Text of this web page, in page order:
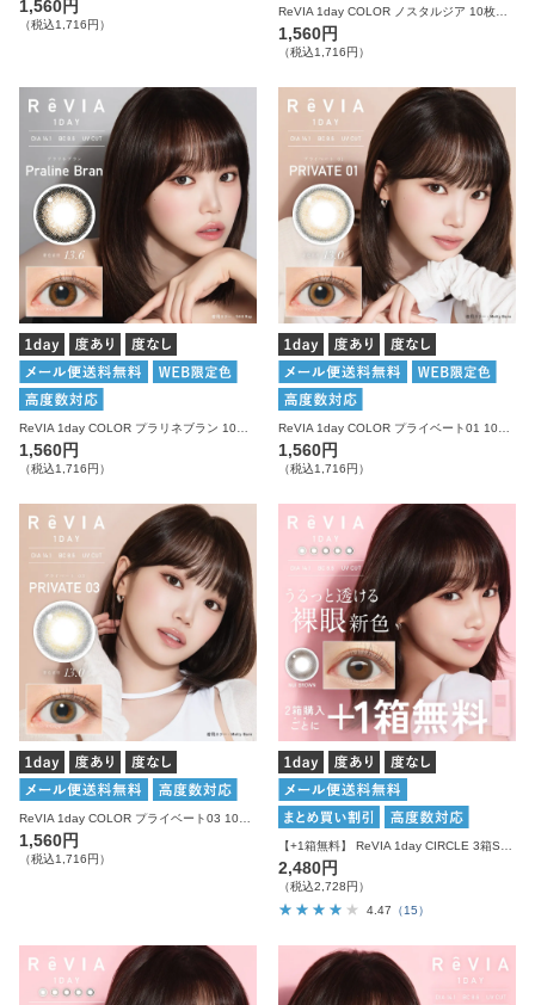
1,560円
（税込1,716円） 1,560円
（税込1,716円）
ReVIA 1day COLOR プラリネブラン 10枚入り レヴィア カラコン
1,560円
（税込1,716円）
ReVIA 1day COLOR プライベート01 10枚入り レヴィア カラコン
1,560円
（税込1,716円）
ReVIA 1day COLOR プライベート03 10枚入り レヴィア カラコン
1,560円
（税込1,716円）
【+1箱無料】 ReVIA 1day CIRCLE 3箱SET レヴィア カラコン
2,480円
（税込2,728円）
4.47
（15）